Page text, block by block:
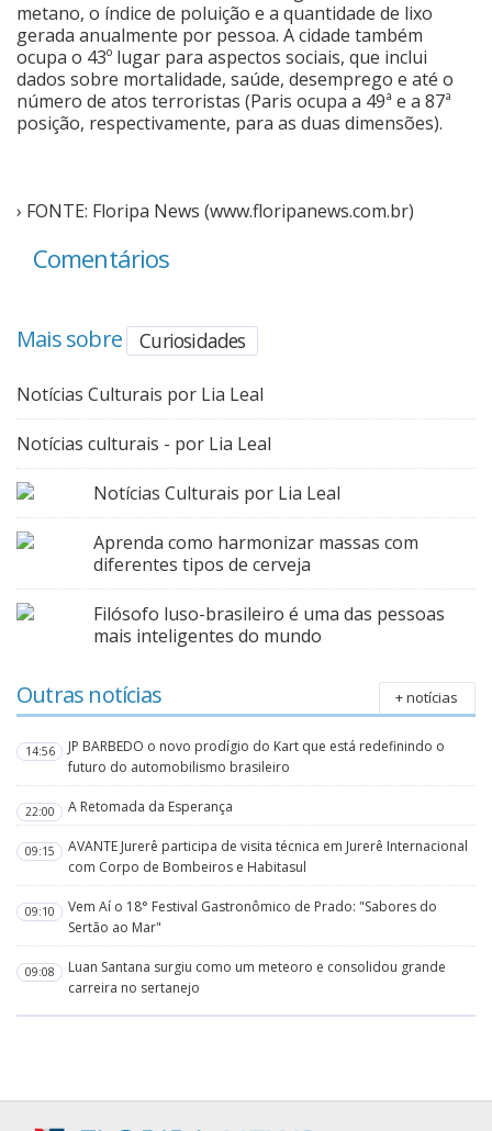
metano, o índice de poluição e a quantidade de lixo
gerada anualmente por pessoa. A cidade também
ocupa o 43º lugar para aspectos sociais, que inclui
dados sobre mortalidade, saúde, desemprego e até o
número de atos terroristas (Paris ocupa a 49ª e a 87ª
posição, respectivamente, para as duas dimensões).
› FONTE: Floripa News (www.floripanews.com.br)
Comentários
Mais sobre Curiosidades
Notícias Culturais por Lia Leal
Notícias culturais - por Lia Leal
Notícias Culturais por Lia Leal
Aprenda como harmonizar massas com
diferentes tipos de cerveja
Filósofo luso-brasileiro é uma das pessoas
mais inteligentes do mundo
Outras notícias + notícias
14:56
JP BARBEDO o novo prodígio do Kart que está redefinindo o
futuro do automobilismo brasileiro
22:00 A Retomada da Esperança
09:15
AVANTE Jurerê participa de visita técnica em Jurerê Internacional
com Corpo de Bombeiros e Habitasul
09:10
Vem Aí o 18° Festival Gastronômico de Prado: "Sabores do
Sertão ao Mar"
09:08
Luan Santana surgiu como um meteoro e consolidou grande
carreira no sertanejo